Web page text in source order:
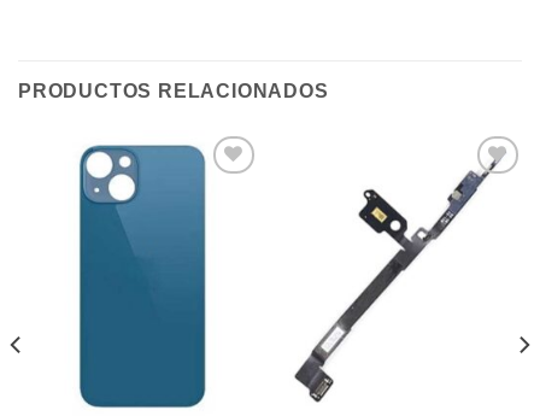
PRODUCTOS RELACIONADOS
Añadir